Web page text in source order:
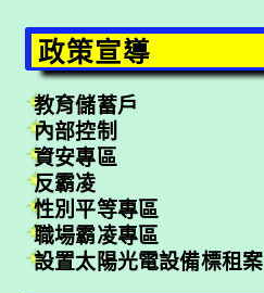
政策宣導
教育儲蓄戶
內部控制
資安專區
反霸凌
性別平等專區
職場霸凌專區
設置太陽光電設備標租案